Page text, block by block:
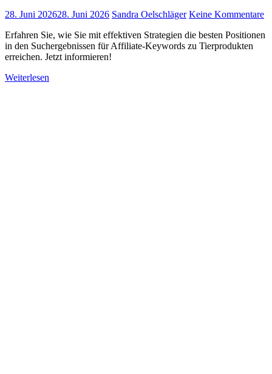
28. Juni 202628. Juni 2026 Sandra Oelschläger Keine Kommentare
Erfahren Sie, wie Sie mit effektiven Strategien die besten Positionen
in den Suchergebnissen für Affiliate-Keywords zu Tierprodukten
erreichen. Jetzt informieren!
Weiterlesen